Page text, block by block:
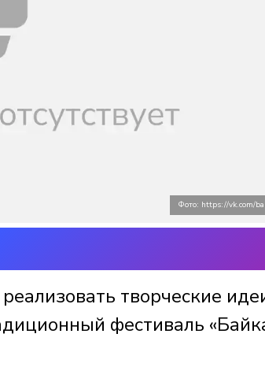
Фото: https://vk.com/
творческие
фестиваль